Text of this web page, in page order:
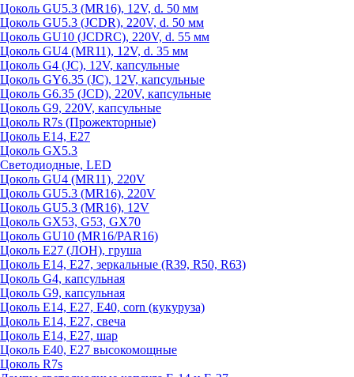
Цоколь GU5.3 (MR16), 12V, d. 50 мм
Цоколь GU5.3 (JCDR), 220V, d. 50 мм
Цоколь GU10 (JCDRC), 220V, d. 55 мм
Цоколь GU4 (MR11), 12V, d. 35 мм
Цоколь G4 (JC), 12V, капсульные
Цоколь GY6.35 (JC), 12V, капсульные
Цоколь G6.35 (JCD), 220V, капсульные
Цоколь G9, 220V, капсульные
Цоколь R7s (Прожекторные)
Цоколь E14, E27
Цоколь GX5.3
Светодиодные, LED
Цоколь GU4 (MR11), 220V
Цоколь GU5.3 (MR16), 220V
Цоколь GU5.3 (MR16), 12V
Цоколь GX53, G53, GX70
Цоколь GU10 (MR16/PAR16)
Цоколь Е27 (ЛОН), груша
Цоколь Е14, Е27, зеркальные (R39, R50, R63)
Цоколь G4, капсульная
Цоколь G9, капсульная
Цоколь Е14, Е27, Е40, corn (кукуруза)
Цоколь Е14, Е27, свеча
Цоколь Е14, Е27, шар
Цоколь Е40, Е27 высокомощные
Цоколь R7s